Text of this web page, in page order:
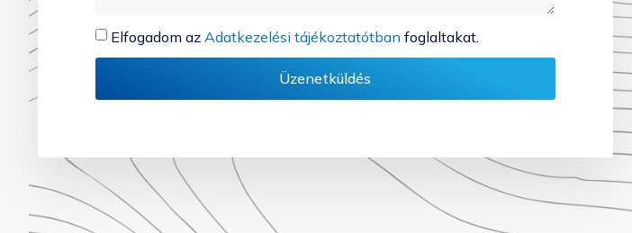
Elfogadom az Adatkezelési tájékoztatótban foglaltakat.
Üzenetküldés